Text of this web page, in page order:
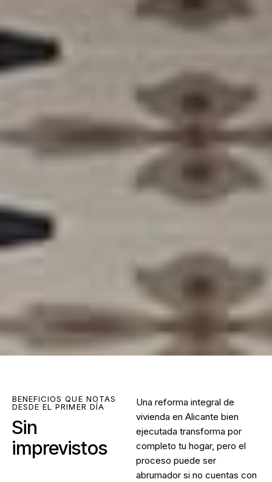
BENEFICIOS QUE NOTAS
DESDE EL PRIMER DÍA
Sin
imprevistos
Una reforma integral de
vivienda en Alicante bien
ejecutada transforma por
completo tu hogar, pero el
proceso puede ser
abrumador si no cuentas con